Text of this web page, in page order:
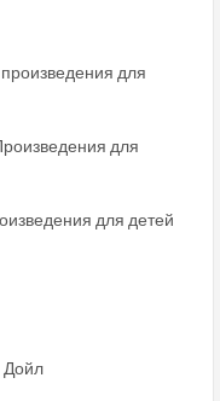
для
для
для детей
Дойл